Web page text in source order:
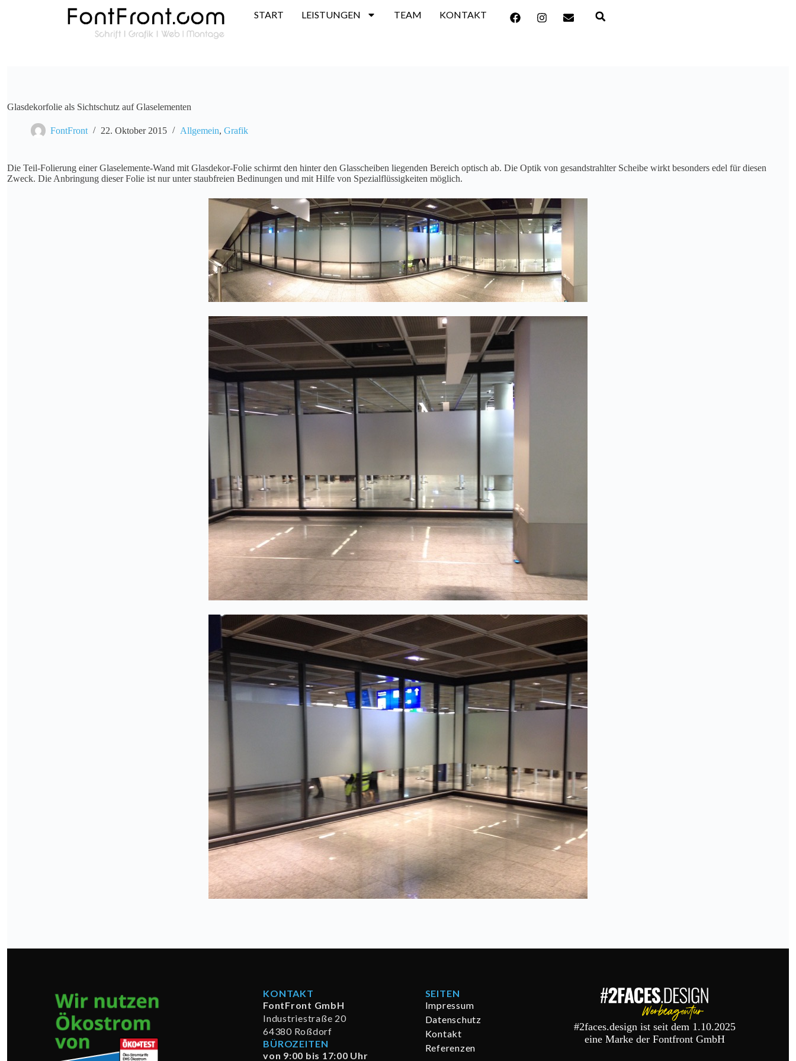
START LEISTUNGEN TEAM KONTAKT
Glasdekorfolie als Sichtschutz auf Glaselementen
FontFront 22. Oktober 2015 Allgemein, Grafik
Die Teil-Folierung einer Glaselemente-Wand mit Glasdekor-Folie schirmt den hinter den Glasscheiben liegenden Bereich optisch ab. Die Optik von gesandstrahlter Scheibe wirkt besonders edel für diesen
Zweck. Die Anbringung dieser Folie ist nur unter staubfreien Bedinungen und mit Hilfe von Spezialflüssigkeiten möglich.
KONTAKT
FontFront GmbH
Industriestraße 20
64380 Roßdorf
BÜROZEITEN
von 9:00 bis 17:00 Uhr
SEITEN
Impressum
Datenschutz
Kontakt
Referenzen
#2faces.design ist seit dem 1.10.2025
eine Marke der Fontfront GmbH